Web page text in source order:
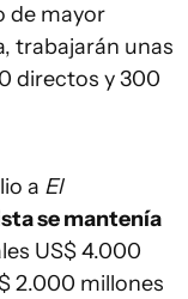
de mayor
trabajarán unas
directos y 300
a El
se mantenía
US$ 4.000
2.000 millones